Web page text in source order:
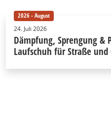
2026 - August
24. Juli 2026
Dämpfung, Sprengung &
Laufschuh für Straße und